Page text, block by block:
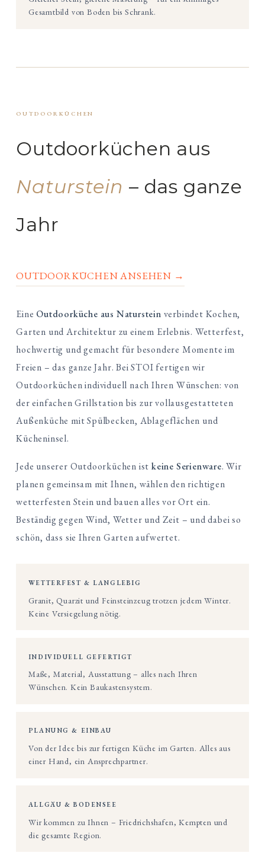
Gesamtbild von Boden bis Schrank.
OUTDOORKÜCHEN
Outdoorküchen aus
Naturstein – das ganze
Jahr
OUTDOORKÜCHEN ANSEHEN →
Eine Outdoorküche aus Naturstein verbindet Kochen,
Garten und Architektur zu einem Erlebnis. Wetterfest,
hochwertig und gemacht für besondere Momente im
Freien – das ganze Jahr. Bei STOI fertigen wir
Outdoorküchen individuell nach Ihren Wünschen: von
der einfachen Grillstation bis zur vollausgestatteten
Außenküche mit Spülbecken, Ablageflächen und
Kücheninsel.
Jede unserer Outdoorküchen ist keine Serienware. Wir
planen gemeinsam mit Ihnen, wählen den richtigen
wetterfesten Stein und bauen alles vor Ort ein.
Beständig gegen Wind, Wetter und Zeit – und dabei so
schön, dass sie Ihren Garten aufwertet.
WETTERFEST & LANGLEBIG
Granit, Quarzit und Feinsteinzeug trotzen jedem Winter.
Keine Versiegelung nötig.
INDIVIDUELL GEFERTIGT
Maße, Material, Ausstattung – alles nach Ihren
Wünschen. Kein Baukastensystem.
PLANUNG & EINBAU
Von der Idee bis zur fertigen Küche im Garten. Alles aus
einer Hand, ein Ansprechpartner.
ALLGÄU & BODENSEE
Wir kommen zu Ihnen – Friedrichshafen, Kempten und
die gesamte Region.